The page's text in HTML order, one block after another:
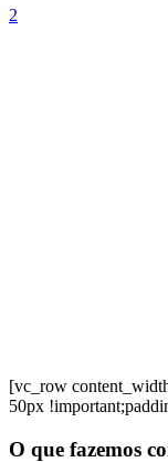
[vc_row
50px
O que fazemos